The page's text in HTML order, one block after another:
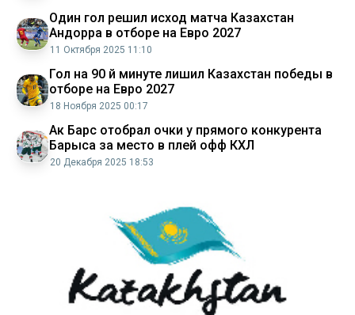
Один гол решил исход матча Казахстан
Андорра в отборе на Евро 2027
11 Октября 2025 11:10
Гол на 90 й минуте лишил Казахстан победы в
отборе на Евро 2027
18 Ноября 2025 00:17
Ак Барс отобрал очки у прямого конкурента
Барыса за место в плей офф КХЛ
20 Декабря 2025 18:53